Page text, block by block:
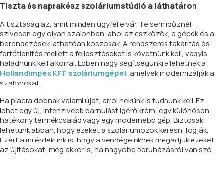
Tiszta és naprakész szoláriumstúdió a láthatáron
A tisztaság az, amit minden ügyfél elvár. Te sem időznél
szívesen egy olyan szalonban, ahol az eszközök, a gépek és a
berendezések láthatóan koszosak. A rendszeres takarítás és
fertőtlenítés mellett a fejlesztéseket is követnünk kell, vagyis
haladnunk kell a korral. Ebben nagy segítségünkre lehetnek a
Hollandimpex KFT szoláriumgépei, amelyek modernizálják a
szalonokat.
Ha piacra dobnak valami újat, arról nekünk is tudnunk kell. Ez
lehet egy új, intenzívebb barnulást ígérő krém, egy különösen
hatékony termékcsalád vagy egy modernebb gép. Biztosak
lehetünk abban, hogy ezeket a szoláriumozók keresni fogják.
Ezért a mi érdekünk is, hogy a vendégeinknek megadjuk ezeket
az újításokat, még akkor is, ha nagyobb beruházásról van szó.